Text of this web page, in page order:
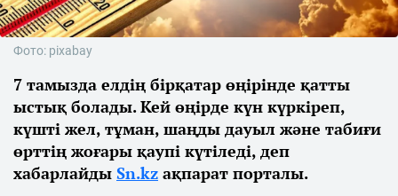
Фото: pixabay
7 тамызда елдің бірқатар өңірінде қатты
ыстық болады. Кей өңірде күн күркіреп,
күшті жел, тұман, шаңды дауыл және табиғи
өрттің жоғары қаупі күтіледі, деп
хабарлайды Sn.kz ақпарат порталы.